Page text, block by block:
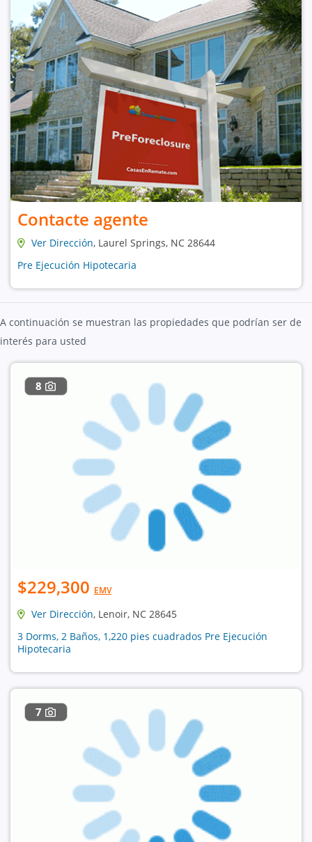
Contacte agente
Ver Dirección, Laurel Springs, NC 28644
Pre Ejecución Hipotecaria
A continuación se muestran las propiedades que podrían ser de
interés para usted
8
$229,300 EMV
Ver Dirección, Lenoir, NC 28645
3 Dorms, 2 Baños, 1,220 pies cuadrados Pre Ejecución
Hipotecaria
7